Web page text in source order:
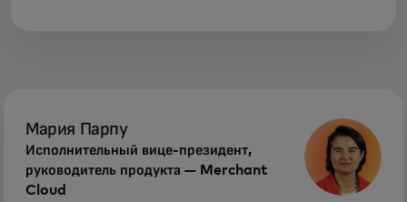
Мария Парпу
Исполнительный вице-президент,
руководитель продукта — Merchant
Cloud